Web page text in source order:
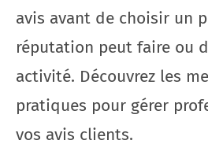
avis avant de choisir un
réputation peut faire ou
activité. Découvrez les
pratiques pour gérer
vos avis clients.